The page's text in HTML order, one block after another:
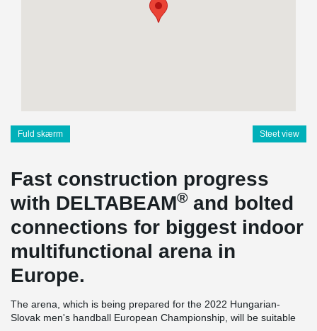
Fuld skærm Steet view
Fast construction progress
with DELTABEAM® and bolted
connections for biggest indoor
multifunctional arena in
Europe.
The arena, which is being prepared for the 2022 Hungarian-
Slovak men's handball European Championship, will be suitable